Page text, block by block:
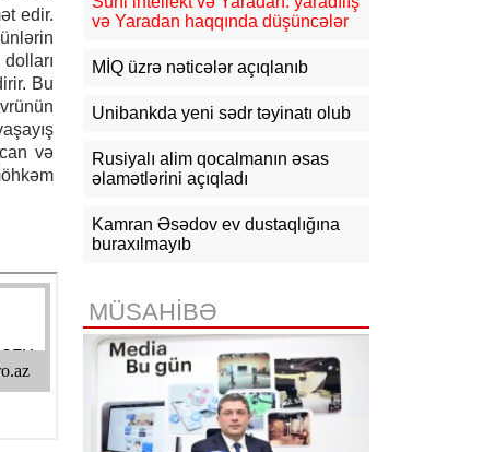
edir.
Bu
və
açıqlanıb
15:50 Ədliyyə naziri Lerik rayonunda
vətəndaşları qəbul edib
15:24 Bakının mərkəzində 3
söndürülüb, 2 nəfər tüstüdən
zəhərlənib
15:02 Ukrayna aqrar sektora yardım
üçün Aİ-dən 220 milyon avro istəyir
və Pakistan Məkkə Sazişini
imzalayıb: Üzvlərdən birinə hücum
hamısına hücum sayılacaq
və Yaradan haqqında düşüncələr
MİQ üzrə nəticələr açıqlanıb
Unibankda yeni sədr təyinatı olub
Rusiyalı alim qocalmanın əsas
əlamətlərini açıqladı
Kamran Əsədov ev dustaqlığına
buraxılmayıb
MÜSAHİBƏ